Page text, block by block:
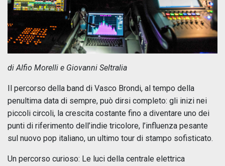
di Alfio Morelli e Giovanni Seltralia
Il percorso della band di Vasco Brondi, al tempo della
penultima data di sempre, può dirsi completo: gli inizi nei
piccoli circoli, la crescita costante fino a diventare uno dei
punti di riferimento dell’indie tricolore, l’influenza pesante
sul nuovo pop italiano, un ultimo tour di stampo sofisticato.
Un percorso curioso: Le luci della centrale elettrica